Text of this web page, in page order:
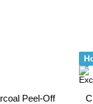
Peel-Off